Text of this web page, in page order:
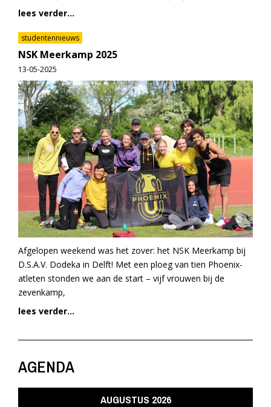
lees verder...
studentennieuws
NSK Meerkamp 2025
13-05-2025
Afgelopen weekend was het zover: het NSK Meerkamp bij
D.S.A.V. Dodeka in Delft! Met een ploeg van tien Phoenix-
atleten stonden we aan de start – vijf vrouwen bij de
zevenkamp,
lees verder...
AGENDA
AUGUSTUS 2026